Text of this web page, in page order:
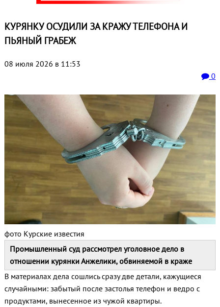
КУРЯНКУ ОСУДИЛИ ЗА КРАЖУ ТЕЛЕФОНА И
ПЬЯНЫЙ ГРАБЕЖ
08 июля 2026 в 11:53
0
фото Курские известия
Промышленный суд рассмотрел уголовное дело в
отношении курянки Анжелики, обвиняемой в краже
В материалах дела сошлись сразу две детали, кажущиеся
случайными: забытый после застолья телефон и ведро с
продуктами, вынесенное из чужой квартиры.